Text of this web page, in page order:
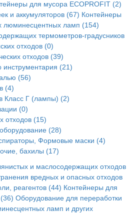
для мусора ECOPROFIT (2)
и аккумуляторов (67) Контейнеры
люминесцентных ламп (154)
термометров-градусников
отходов (0)
отходов (39)
инструментария (21)
(56)
(4)
Класс Г (лампы) (2)
(0)
отходов (15)
(28)
Формовые маски (4)
бахилы (17)
и маслосодержащих отходов
вредных и опасных отходов
реагентов (44) Контейнеры для
Оборудование для переработки
ламп и других